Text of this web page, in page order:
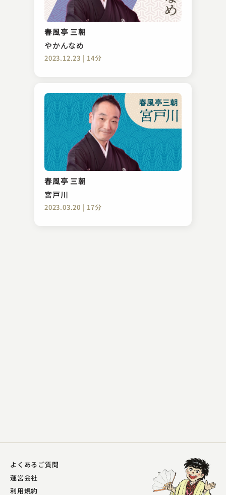
春風亭 三朝
やかんなめ
2023.12.23 | 14分
春風亭 三朝
宮戸川
2023.03.20 | 17分
五街道 雲助
堀の内
2023.04.09 | 10分
金原亭 馬生
無精床
2024.10.01 | 13分
よくあるご質問
運営会社
利用規約